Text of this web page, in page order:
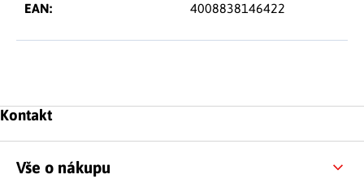
EAN: 4008838146422
Zápatí
Kontakt
Vše o nákupu